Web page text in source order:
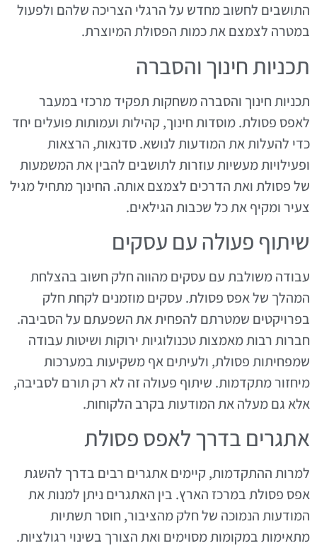
התושבים לחשוב מחדש על הרגלי הצריכה שלהם ולפעול
במטרה לצמצם את כמות הפסולת המיוצרת.
תכניות חינוך והסברה
תכניות חינוך והסברה משחקות תפקיד מרכזי במעבר
לאפס פסולת. מוסדות חינוך, קהילות ועמותות פועלים יחד
כדי להעלות את המודעות לנושא. סדנאות, הרצאות
ופעילויות מעשיות עוזרות לתושבים להבין את המשמעות
של פסולת ואת הדרכים לצמצם אותה. החינוך מתחיל מגיל
צעיר ומקיף את כל שכבות הגילאים.
שיתוף פעולה עם עסקים
עבודה משולבת עם עסקים מהווה חלק חשוב בהצלחת
המהלך של אפס פסולת. עסקים מוזמנים לקחת חלק
בפרויקטים שמטרתם להפחית את השפעתם על הסביבה.
חברות רבות מאמצות טכנולוגיות ירוקות ושיטות עבודה
שמפחיתות פסולת, ולעיתים אף משקיעות במערכות
מיחזור מתקדמות. שיתוף פעולה זה לא רק תורם לסביבה,
אלא גם מעלה את המודעות בקרב הלקוחות.
אתגרים בדרך לאפס פסולת
למרות ההתקדמות, קיימים אתגרים רבים בדרך להשגת
אפס פסולת במרכז הארץ. בין האתגרים ניתן למנות את
המודעות הנמוכה של חלק מהציבור, חוסר תשתיות
מתאימות במקומות מסוימים ואת הצורך בשינוי רגולציות.